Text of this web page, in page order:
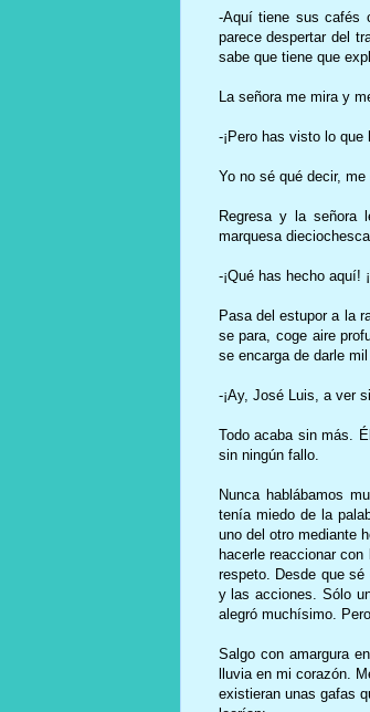
-Aquí tiene sus cafés
parece despertar del
sabe que tiene que
La señora me mira y
-¡Pero has visto lo
Yo no sé qué decir,
Regresa y la señora
marquesa
-¡Qué has hecho aquí!
Pasa del estupor a la
se para, coge aire
se encarga de darle
-¡Ay, José Luis, a ver
Todo acaba sin más.
sin ningún fallo.
Nunca hablábamos
tenía miedo de la
uno del otro mediante
hacerle reaccionar
respeto. Desde que
y las acciones. Sólo
alegró muchísimo.
Salgo con amargura
lluvia en mi corazón.
existieran unas gafas